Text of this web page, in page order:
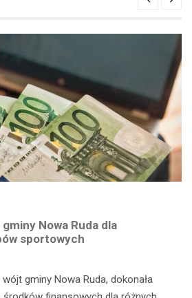
Nowa Ruda dla
sportowych
gminy Nowa Ruda, dokonała